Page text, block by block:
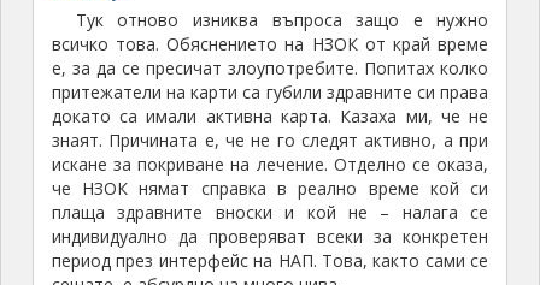
Тук отново изниква въпроса защо е нужно
всичко това. Обяснението на НЗОК от край време
е, за да се пресичат злоупотребите. Попитах колко
притежатели на карти са губили здравните си права
докато са имали активна карта. Казаха ми, че не
знаят. Причината е, че не го следят активно, а при
искане за покриване на лечение. Отделно се оказа,
че НЗОК нямат справка в реално време кой си
плаща здравните вноски и кой не – налага се
индивидуално да проверяват всеки за конкретен
период през интерфейс на НАП. Това, както сами се